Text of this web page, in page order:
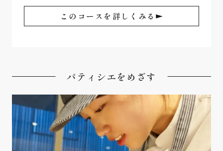
このコースを詳しくみる
パティシエをめざす